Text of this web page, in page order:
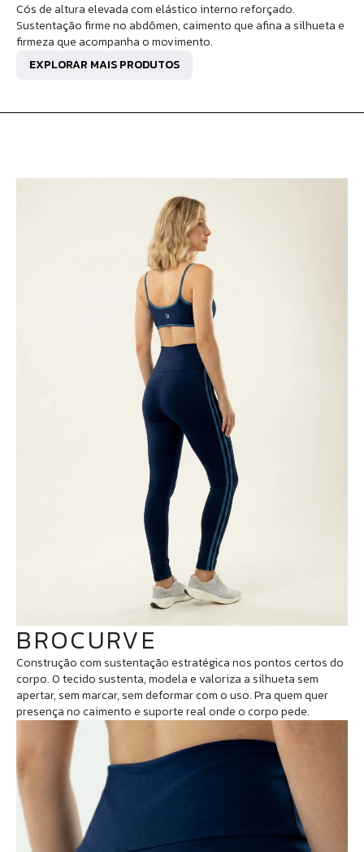
Cós de altura elevada com elástico interno reforçado.
Sustentação firme no abdômen, caimento que afina a silhueta e
firmeza que acompanha o movimento.
EXPLORAR MAIS PRODUTOS
BROCURVE
Construção com sustentação estratégica nos pontos certos do
corpo. O tecido sustenta, modela e valoriza a silhueta sem
apertar, sem marcar, sem deformar com o uso. Pra quem quer
presença no caimento e suporte real onde o corpo pede.